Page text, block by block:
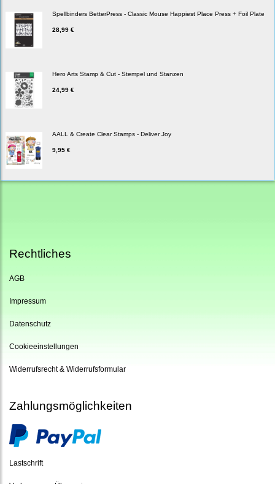
Spellbinders BetterPress - Classic Mouse Happiest Place Press + Foil Plate
28,99 €
Hero Arts Stamp & Cut - Stempel und Stanzen
24,99 €
AALL & Create Clear Stamps - Deliver Joy
9,95 €
Rechtliches
AGB
Impressum
Datenschutz
Cookieeinstellungen
Widerrufsrecht & Widerrufsformular
Zahlungsmöglichkeiten
Lastschrift